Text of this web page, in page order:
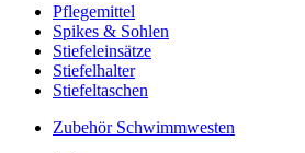
Pflegemittel
Spikes & Sohlen
Stiefeleinsätze
Stiefelhalter
Stiefeltaschen
Zubehör Schwimmwesten